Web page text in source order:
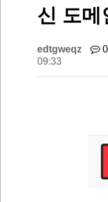
신 도
edtgweqz
09:33